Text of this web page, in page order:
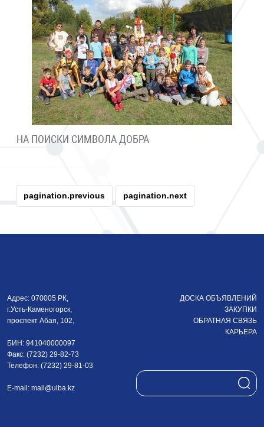
НА ПОИСКИ СИМВОЛА ДОБРА
pagination.previous pagination.next
Адрес: 070005 РК,
г.Усть-Каменогорск,
проспект Абая, 102,
БИН: 941040000097
Факс: (7232) 29-82-73
Телефон: (7232) 29-81-03
E-mail: mail@ulba.kz
ДОСКА ОБЪЯВЛЕНИЙ
ЗАКУПКИ
ОБРАТНАЯ СВЯЗЬ
КАРЬЕРА